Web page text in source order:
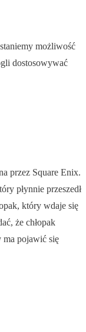
możliwość
dostosowywać
przez Square Enix.
płynnie przeszedł
który wdaje się
że chłopak
ma pojawić się